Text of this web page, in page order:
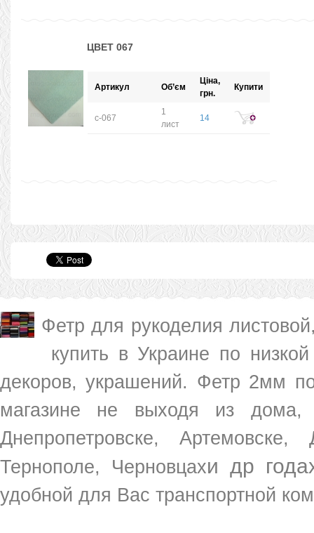
ЦВЕТ 067
Артикул Об’єм
Ціна,
грн.
Купити
с-067
1
лист
14
Фетр для рукоделия
купить в Украине по
декоров, украшений. Фетр 2мм
магазине не выходя из дома,
Днепропетровске,
Тернополе, Черновцахи др
удобной для Вас транспортной